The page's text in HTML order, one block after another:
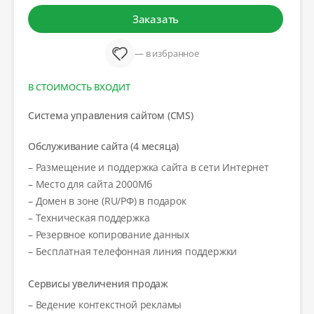
Заказать
— в избранное
В СТОИМОСТЬ ВХОДИТ
Система управления сайтом (CMS)
Обслуживание сайта (4 месяца)
– Размещение и поддержка сайта в сети Интернет
– Место для сайта 2000Мб
– Домен в зоне (RU/РФ) в подарок
– Техническая поддержка
– Резервное копирование данных
– Бесплатная телефонная линия поддержки
Сервисы увеличения продаж
– Ведение контекстной рекламы